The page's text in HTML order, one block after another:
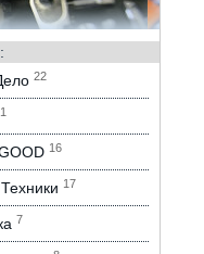
22
1
16
17
7